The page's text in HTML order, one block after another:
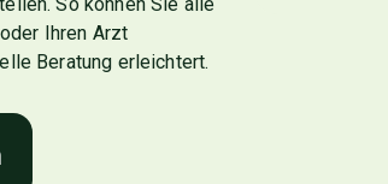
So können Sie alle
Ihren Arzt
Beratung erleichtert.